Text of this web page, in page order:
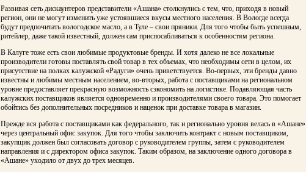
Развивая сеть дискаунтеров представители «Ашана» столкнулись с тем, что, приходя в новый
регион, они не могут изменить уже устоявшиеся вкусы местного населения. В Вологде всегда
будут предпочитать вологодское масло, а в Туле – свои пряники. Для того чтобы быть успешным,
ритейлер, даже такой известный, должен сам приспосабливаться к особенностям региона.
В Калуге тоже есть свои любимые продуктовые бренды. И хотя далеко не все локальные
производители готовы поставлять свой товар в тех объемах, что необходимы сети в целом, их
присутствие на полках калужской «Радуги» очень приветствуется. Во-первых, эти бренды давно
известны и любимы местным населением, во-вторых, работа с поставщиками на региональном
уровне предоставляет прекрасную возможность сэкономить на логистике. Подавляющая часть
калужских поставщиков является одновременно и производителями своего товара. Это помогает
обойтись без дополнительных посредников и наценок при доставке товара в магазин.
Прежде вся работа с поставщиками как федерального, так и регионально уровня велась в «Ашане»
через центральный офис закупок. Для того чтобы заключить контракт с новым поставщиком,
закупщик должен был согласовать договор с руководителем группы, затем с руководителем
направления и с директором офиса закупок. Таким образом, на заключение одного договора в
«Ашане» уходило от двух до трех месяцев.